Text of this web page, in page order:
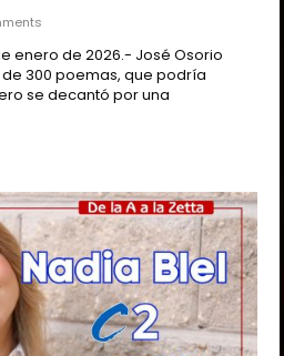
enero de 2026.- José Osorio
300 poemas, que podría
se decantó por una